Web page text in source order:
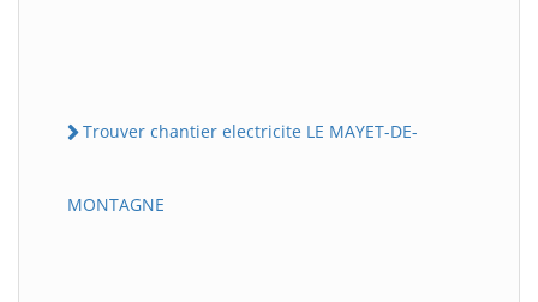
Trouver chantier electricite LE MAYET-DE-
MONTAGNE